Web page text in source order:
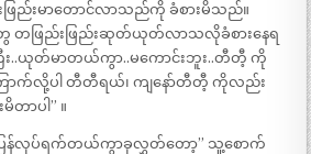
ြည်းမာတောင်လာသည်ကို ခံစားမိသည်။
တွေ တဖြည်းဖြည်းဆုတ်ယုတ်လာသလိုခံစားနေရ
ြီး..ယုတ်မာတယ်ကွာ..မကောင်းဘူး..တီတီ့ ကို
ြောက်လို့ပါ တီတီရယ်၊ ကျနော်တီတီ့ ကိုလည်း
တာပါ” ။
န်လုပ်ရက်တယ်ကွာခုလွှတ်တော့” သူ့စောက်